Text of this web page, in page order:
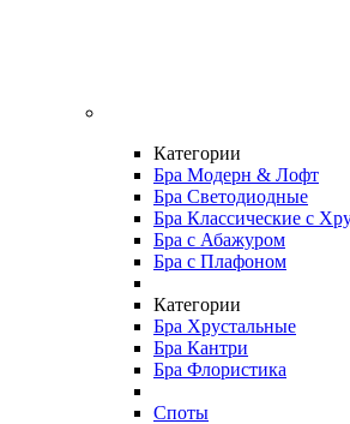
Категории
Бра Модерн & Лофт
Бра Светодиодные
Бра Классические с
Бра с Абажуром
Бра с Плафоном
Категории
Бра Хрустальные
Бра Кантри
Бра Флористика
Споты